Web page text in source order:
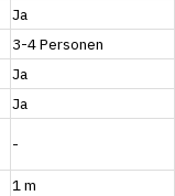
Ja
3-4 Personen
Ja
Ja
-
1 m